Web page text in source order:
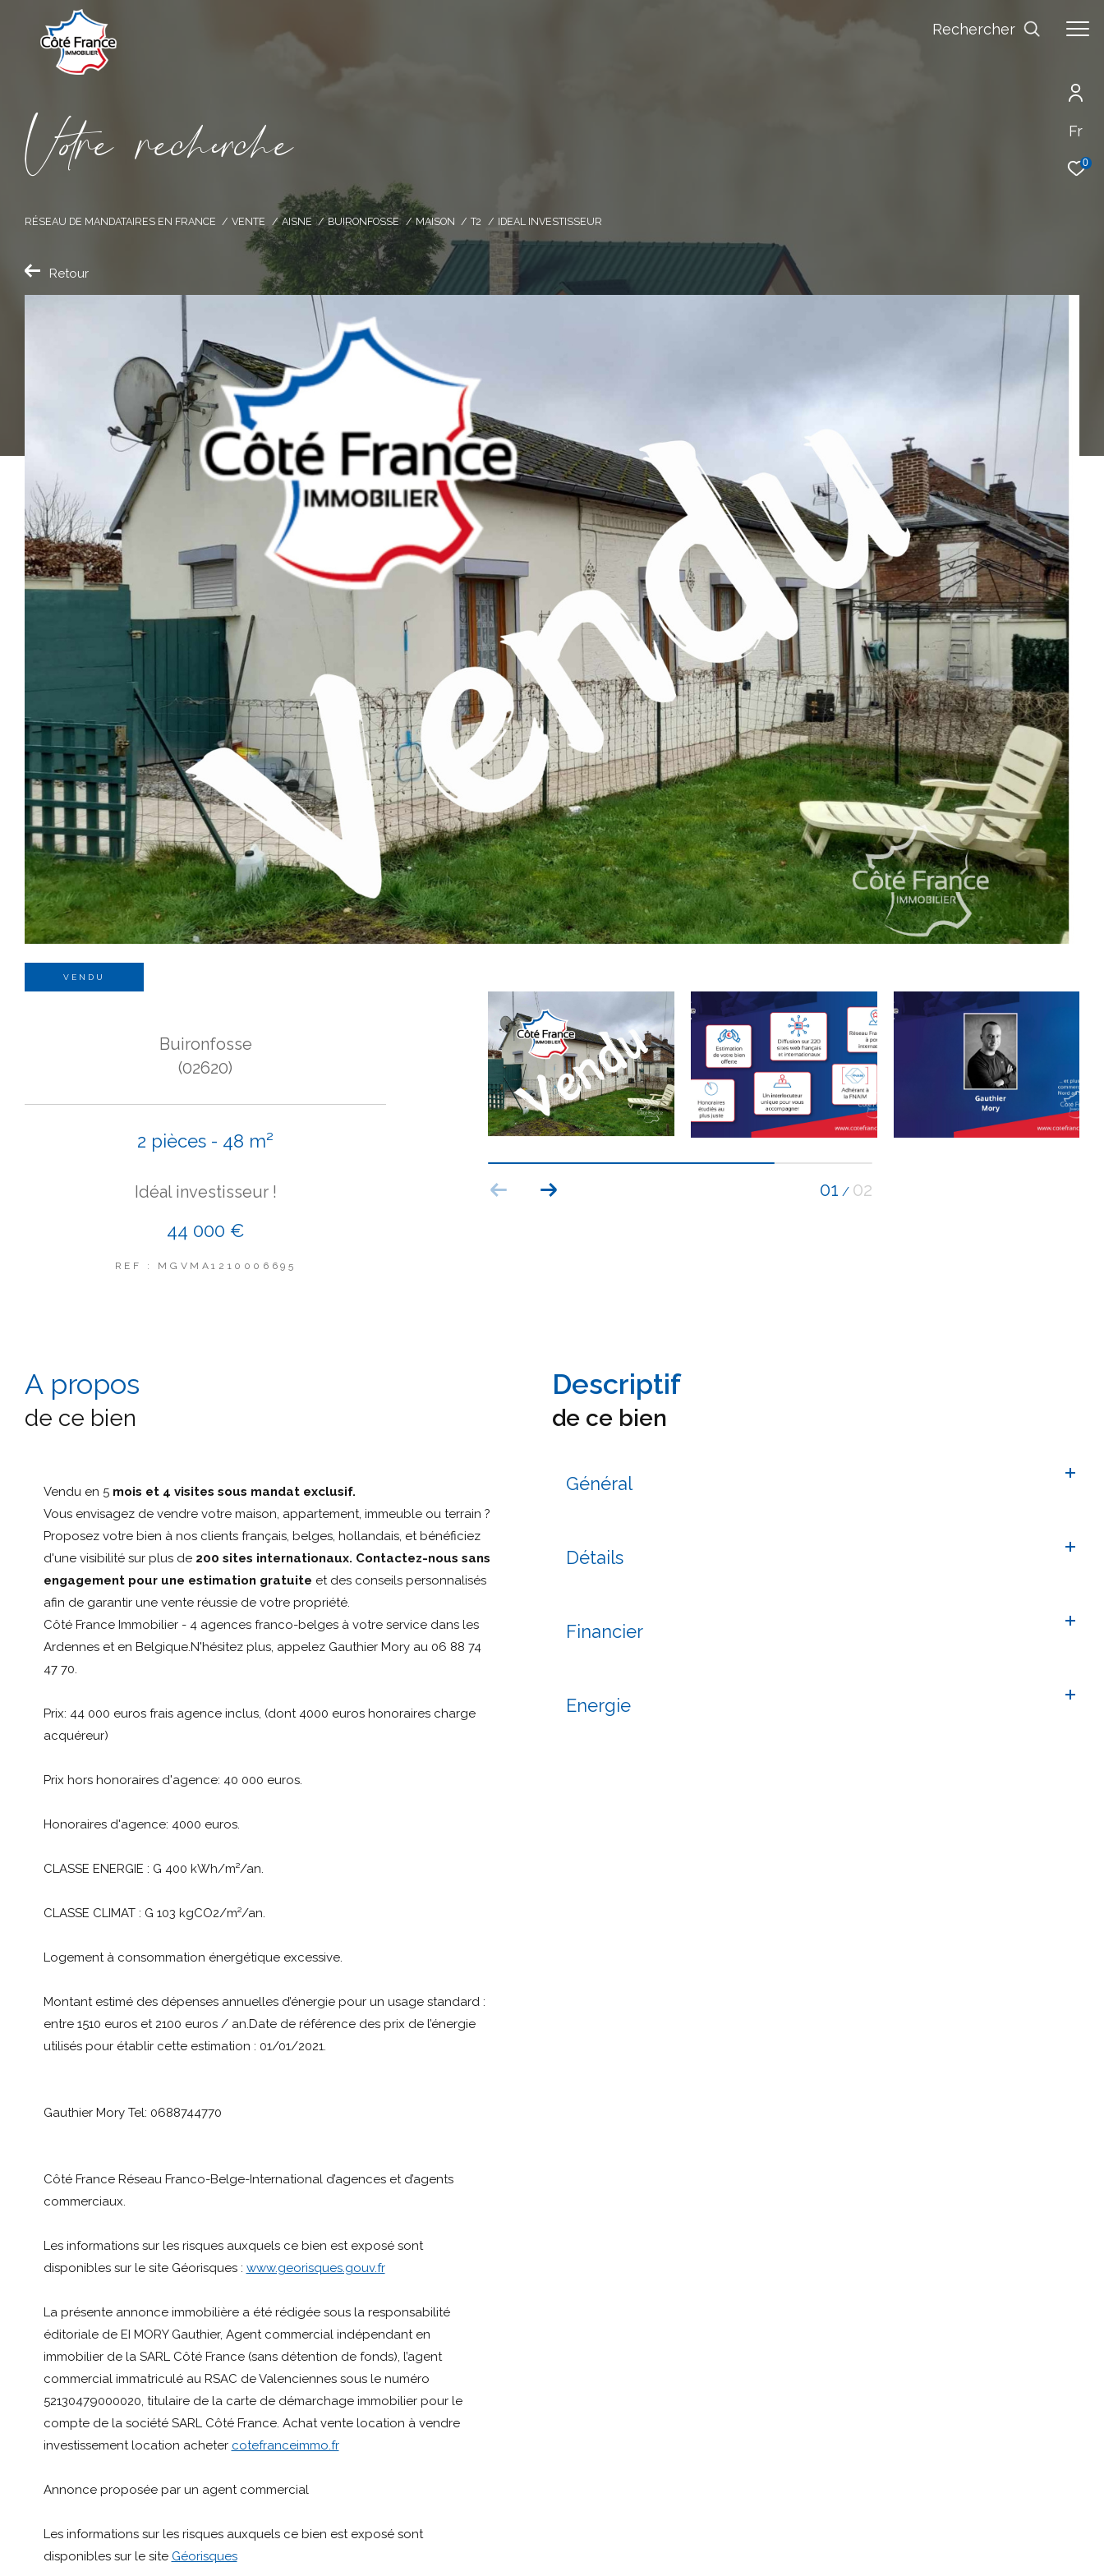
Fr
0
Rechercher
Vore recece
RÉSEAU DE MANDATAIRES EN FRANCE VENTE AISNE BUIRONFOSSE MAISON T2 IDEAL INVESTISSEUR
Retour
VENDU
01 / 02
Buironfosse
(02620)
2 pièces - 48 m²
Idéal investisseur !
44 000 €
REF : MGVMA1210006695
a propos
de ce bien
Vendu en 5mois et 4 visites sous mandat exclusif.
Vous envisagez de vendre votre maison, appartement, immeuble ou terrain ?
Proposez votre bien à nos clients français, belges, hollandais, et bénéficiez
d'une visibilité sur plus de 200 sites internationaux. Contactez-nous sans
engagement pour une estimation gratuite et des conseils personnalisés
afin de garantir une vente réussie de votre propriété.
Côté France Immobilier - 4 agences franco-belges à votre service dans les
Ardennes et en Belgique.N'hésitez plus, appelez Gauthier Mory au 06 88 74
47 70.
Prix: 44 000 euros frais agence inclus, (dont 4000 euros honoraires charge
acquéreur)
Prix hors honoraires d'agence: 40 000 euros.
Honoraires d'agence: 4000 euros.
CLASSE ENERGIE : G 400 kWh/m²/an.
CLASSE CLIMAT : G 103 kgCO2/m²/an.
Logement à consommation énergétique excessive.
Montant estimé des dépenses annuelles d’énergie pour un usage standard :
entre 1510 euros et 2100 euros / an.Date de référence des prix de l’énergie
utilisés pour établir cette estimation : 01/01/2021.
Gauthier Mory Tel: 0688744770
Côté France Réseau Franco-Belge-International d’agences et d’agents
commerciaux.
Les informations sur les risques auxquels ce bien est exposé sont
disponibles sur le site Géorisques : www.georisques.gouv.fr
La présente annonce immobilière a été rédigée sous la responsabilité
éditoriale de EI MORY Gauthier, Agent commercial indépendant en
immobilier de la SARL Côté France (sans détention de fonds), l’agent
commercial immatriculé au RSAC de Valenciennes sous le numéro
52130479000020, titulaire de la carte de démarchage immobilier pour le
compte de la société SARL Côté France. Achat vente location à vendre
investissement location acheter cotefranceimmo.fr
Annonce proposée par un agent commercial
Les informations sur les risques auxquels ce bien est exposé sont
disponibles sur le site Géorisques
descriptif
de ce bien
Général
Détails
Financier
Energie